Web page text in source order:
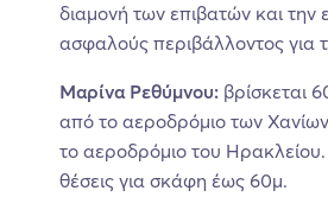
διαμονή των επιβατών και την
ασφαλούς περιβάλλοντος για
Μαρίνα Ρεθύμνου: βρίσκεται
από το αεροδρόμιο των
το αεροδρόμιο του Ηρακλείου.
θέσεις για σκάφη έως 60μ.